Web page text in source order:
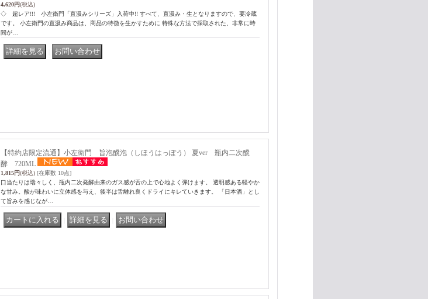
4,620円(税込)
◇ 超レア!!! 小左衛門「直汲みシリーズ」入荷中!! すべて、直汲み・生となりますので、要冷蔵
です。 小左衛門の直汲み商品は、商品の特徴を生かすために 特殊な方法で採取された、非常に時
間が…
【特約店限定流通】小左衛門 旨泡醗泡（しほうはっぽう） 夏ver 瓶内二次醗
酵 720ML
1,815円(税込) [在庫数 10点]
口当たりは瑞々しく、瓶内二次発酵由来のガス感が舌の上で心地よく弾けます。 透明感ある軽やか
な甘み。酸が味わいに立体感を与え、後半は舌離れ良くドライにキレていきます。 「日本酒」とし
て旨みを感じなが…